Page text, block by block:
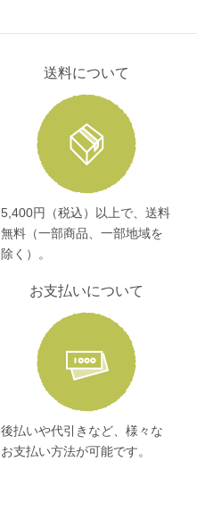
送料について
5,400円（税込）以上で、送料
無料（一部商品、一部地域を
除く）。
お支払いについて
後払いや代引きなど、様々な
お支払い方法が可能です。